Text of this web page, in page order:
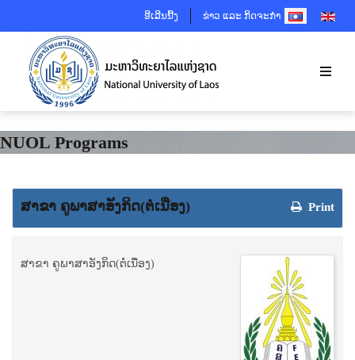
ອີເລີນນີ້ງ ຂ່າວ ແລະ ກິດຈະກຳSELECT YOUR
NUOL Programs
Print
ສາຂາ ຄູພາ​ສາ​ອັງ​ກິດ(ຕໍ່ເນື່ອງ)
ສາຂາ ຄູພາ​ສາ​ອັງ​ກິດ(ຕໍ່ເນື່ອງ)